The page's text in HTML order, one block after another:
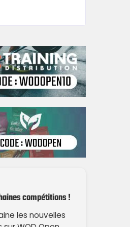
compétitions !
les nouvelles